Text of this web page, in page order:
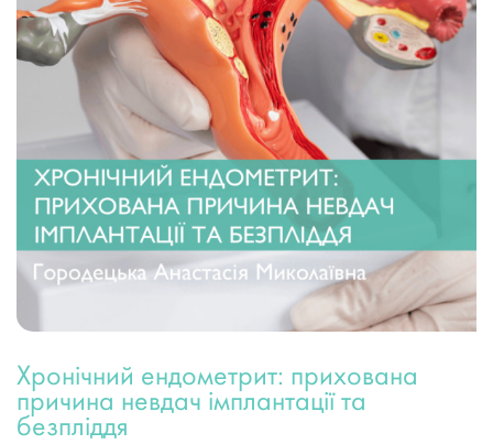
Хронічний ендометрит: прихована
причина невдач імплантації та
безпліддя